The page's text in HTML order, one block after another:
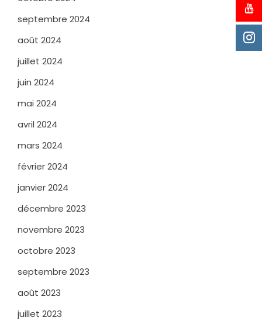
septembre 2024
août 2024
juillet 2024
juin 2024
mai 2024
avril 2024
mars 2024
février 2024
janvier 2024
décembre 2023
novembre 2023
octobre 2023
septembre 2023
août 2023
juillet 2023